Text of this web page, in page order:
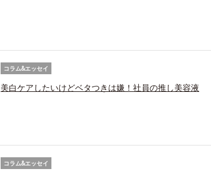
コラム&エッセイ
美白ケアしたいけどベタつきは嫌！社員の推し美容液
コラム&エッセイ